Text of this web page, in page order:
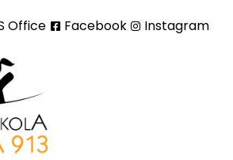
Office Facebook Instagram